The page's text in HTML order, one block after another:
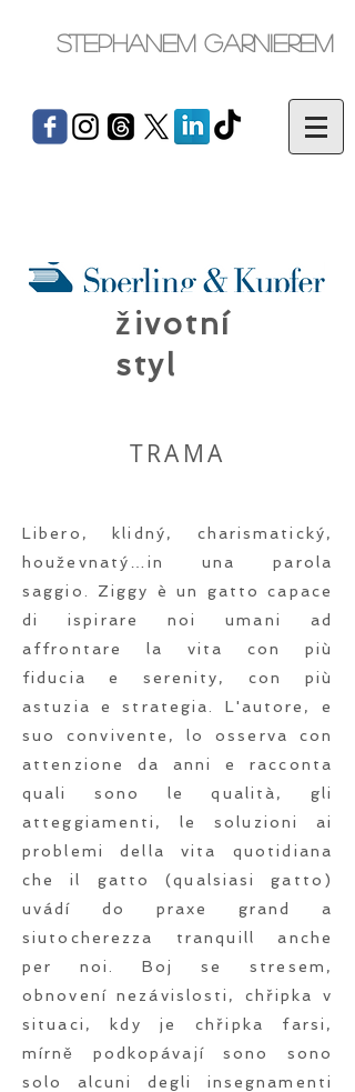
Stephanem Garnierem
životní
styl
TRAMA
Libero, klidný, charismatický,
houževnatý…in una parola
saggio. Ziggy è un gatto capace
di ispirare noi umani ad
affrontare la vita con più
fiducia e serenity, con più
astuzia e strategia. L'autore, e
suo convivente, lo osserva con
attenzione da anni e racconta
quali sono le qualità, gli
atteggiamenti, le soluzioni ai
problemi della vita quotidiana
che il gatto (qualsiasi gatto)
uvádí do praxe grand a
siutocherezza tranquill anche
per noi. Boj se stresem,
obnovení nezávislosti, chřipka v
situaci, kdy je chřipka farsi,
mírně podkopávají sono sono
solo alcuni degli insegnamenti